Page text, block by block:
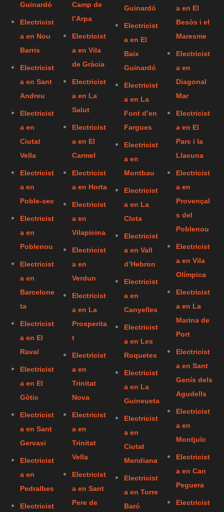
Guinardó
Electricist
a en Nou
Barris
Electricist
a en Sant
Andreu
Electricist
a en
Ciutat
Vella
Electricist
a en
Poble-sec
Electricist
a en
Poblenou
Electricist
a en
Barcelone
ta
Electricist
a en El
Raval
Electricist
a en El
Gòtic
Electricist
a en Sant
Gervasi
Electricist
a en
Pedralbes
Electricist
Camp de
l’Arpa
Electricist
a en Vila
de Gràcia
Electricist
a en La
Salut
Electricist
a en El
Carmel
Electricist
a en Horta
Electricist
a en
Vilapicina
Electricist
a en
Verdun
Electricist
a en La
Prosperita
t
Electricist
a en
Trinitat
Nova
Electricist
a en
Trinitat
Vella
Electricist
a en Sant
Pere de
Guinardó
Electricist
a en El
Baix
Guinardó
Electricist
a en La
Font d’en
Fargues
Electricist
a en
Montbau
Electricist
a en La
Clota
Electricist
a en Vall
d’Hebron
Electricist
a en
Canyelles
Electricist
a en Les
Roquetes
Electricist
a en La
Guineueta
Electricist
a en
Ciutat
Meridiana
Electricist
a en Torre
Baró
a en El
Besòs i el
Maresme
Electricist
a en
Diagonal
Mar
Electricist
a en El
Parc i la
Llacuna
Electricist
a en
Provençal
s del
Poblenou
Electricist
a en Vila
Olímpica
Electricist
a en La
Marina de
Port
Electricist
a en Sant
Genís dels
Agudells
Electricist
a en
Montjuïc
Electricist
a en Can
Peguera
Electricist